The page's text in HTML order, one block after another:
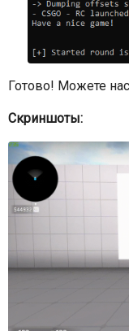
Готово! Можете
Скриншоты: